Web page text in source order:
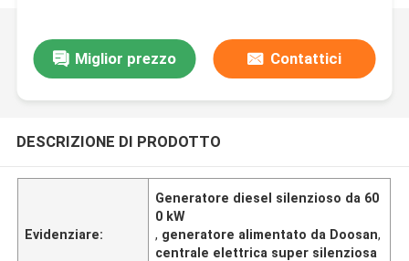
Miglior prezzo
Contattici
DESCRIZIONE DI PRODOTTO
Evidenziare:
Generatore diesel silenzioso da 60
0 kW
, generatore alimentato da Doosan,
centrale elettrica super silenziosa